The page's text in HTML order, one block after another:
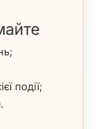
події;